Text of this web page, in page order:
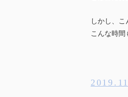
しかし、
こんな時間